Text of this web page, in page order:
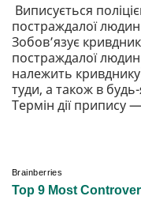
Виписується
постраждалої
Зобовʼязує
постраждалої
належить
туди, а також в
Термін дії припису